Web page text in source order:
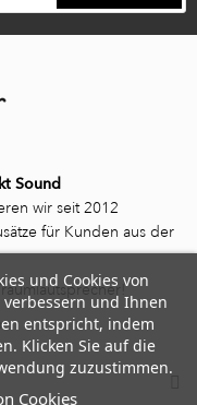
Sound
wir seit 2012
für Kunden aus der
und Cookies von
und Ihnen
entspricht, indem
Klicken Sie auf die
zuzustimmen.
Cookies